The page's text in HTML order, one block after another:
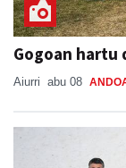
Gogoan
Aiurri abu 08